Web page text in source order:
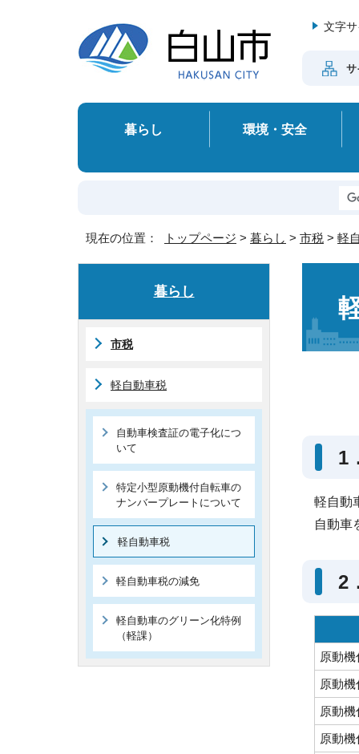
文字
サ
暮らし 環境・安全
現在の位置： トップページ > 暮らし > 市税 > 軽
1
軽自動
自動車
2
原動
原動
原動
原動
暮らし
市税
軽自動車税
自動車検査証の電子化につ
いて
特定小型原動機付自転車の
ナンバープレートについて
軽自動車税
軽自動車税の減免
軽自動車のグリーン化特例
（軽課）